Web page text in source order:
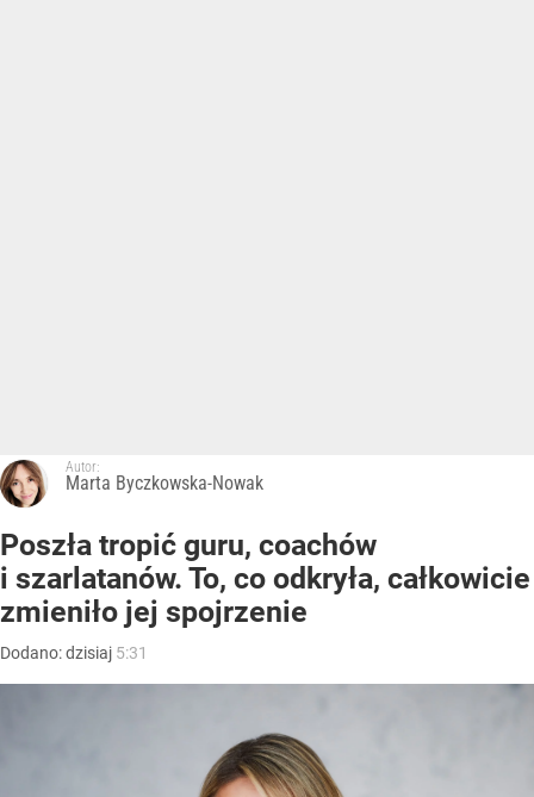
Autor:
Marta Byczkowska-Nowak
Poszła tropić guru, coachów
i szarlatanów. To, co odkryła, całkowicie
zmieniło jej spojrzenie
Dodano:dzisiaj 5:31